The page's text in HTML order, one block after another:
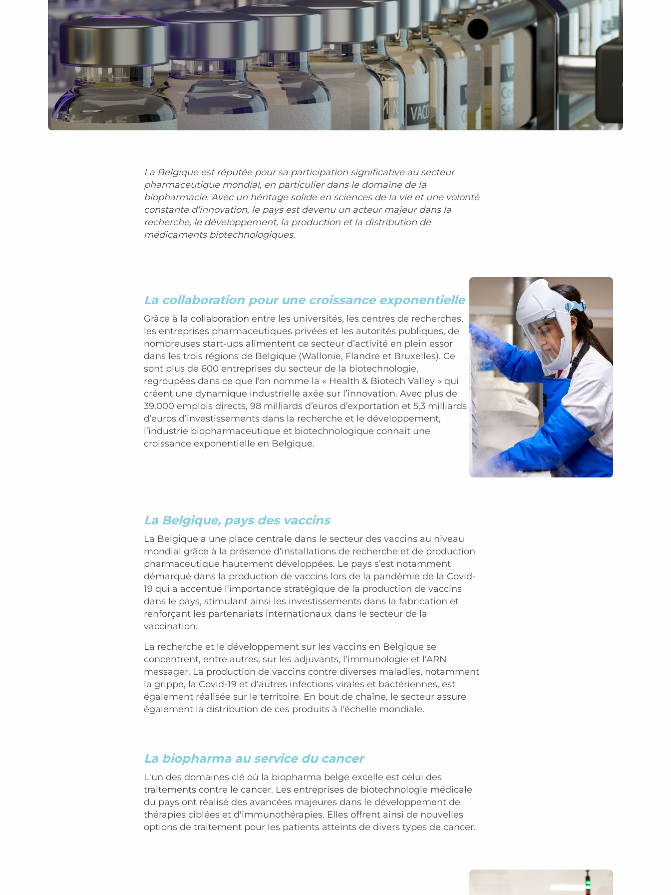
La Belgique est réputée pour sa participation significative au secteur
pharmaceutique mondial, en particulier dans le domaine de la
biopharmacie. Avec un héritage solide en sciences de la vie et une volonté
constante d'innovation, le pays est devenu un acteur majeur dans la
recherche, le développement, la production et la distribution de
médicaments biotechnologiques.
La collaboration pour une croissance exponentielle
Grâce à la collaboration entre les universités, les centres de recherches,
les entreprises pharmaceutiques privées et les autorités publiques, de
nombreuses start-ups alimentent ce secteur d’activité en plein essor
dans les trois régions de Belgique (Wallonie, Flandre et Bruxelles). Ce
sont plus de 600 entreprises du secteur de la biotechnologie,
regroupées dans ce que l’on nomme la « Health & Biotech Valley » qui
créent une dynamique industrielle axée sur l’innovation. Avec plus de
39.000 emplois directs, 98 milliards d’euros d’exportation et 5,3 milliards
d’euros d’investissements dans la recherche et le développement,
l’industrie biopharmaceutique et biotechnologique connait une
croissance exponentielle en Belgique.
La Belgique, pays des vaccins
La Belgique a une place centrale dans le secteur des vaccins au niveau
mondial grâce à la présence d’installations de recherche et de production
pharmaceutique hautement développées. Le pays s’est notamment
démarqué dans la production de vaccins lors de la pandémie de la Covid-
19 qui a accentué l'importance stratégique de la production de vaccins
dans le pays, stimulant ainsi les investissements dans la fabrication et
renforçant les partenariats internationaux dans le secteur de la
vaccination.
La recherche et le développement sur les vaccins en Belgique se
concentrent, entre autres, sur les adjuvants, l’immunologie et l’ARN
messager. La production de vaccins contre diverses maladies, notamment
la grippe, la Covid-19 et d'autres infections virales et bactériennes, est
également réalisée sur le territoire. En bout de chaîne, le secteur assure
également la distribution de ces produits à l'échelle mondiale.
La biopharma au service du cancer
L'un des domaines clé où la biopharma belge excelle est celui des
traitements contre le cancer. Les entreprises de biotechnologie médicale
du pays ont réalisé des avancées majeures dans le développement de
thérapies ciblées et d'immunothérapies. Elles offrent ainsi de nouvelles
options de traitement pour les patients atteints de divers types de cancer.